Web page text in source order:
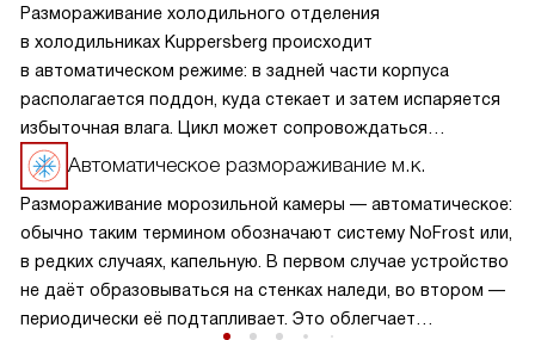
Размораживание холодильного отделения
в холодильниках Kuppersberg происходит
в автоматическом режиме: в задней части корпуса
располагается поддон, куда стекает и затем испаряется
избыточная влага. Цикл может сопровождаться
небольшим шумом. Процесс не требует участия человека,
более того, применение дополнительных средств
категорически не рекомендуется.
Автоматическое размораживание м.к.
Размораживание морозильной камеры — автоматическое:
обычно таким термином обозначают систему NoFrost или,
в редких случаях, капельную. В первом случае устройство
не даёт образовываться на стенках наледи, во втором —
периодически её подтапливает. Это облегчает